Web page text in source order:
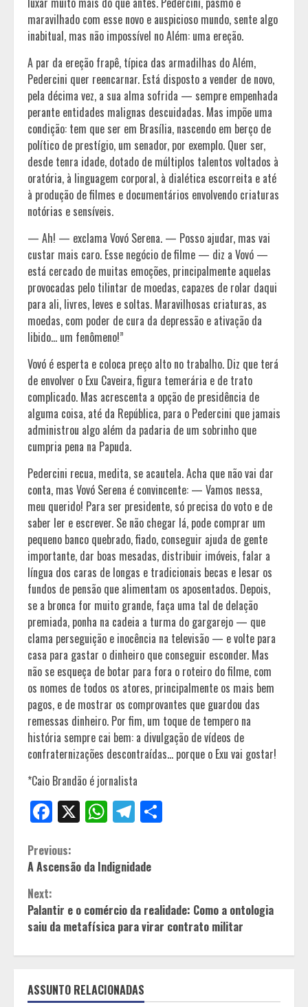
maravilhado com esse novo e auspicioso mundo, sente algo
inabitual, mas não impossível no Além: uma ereção.
A par da ereção frapê, típica das armadilhas do Além,
Pedercini quer reencarnar. Está disposto a vender de novo,
pela décima vez, a sua alma sofrida — sempre empenhada
perante entidades malignas descuidadas. Mas impõe uma
condição: tem que ser em Brasília, nascendo em berço de
político de prestígio, um senador, por exemplo. Quer ser,
desde tenra idade, dotado de múltiplos talentos voltados à
oratória, à linguagem corporal, à dialética escorreita e até
à produção de filmes e documentários envolvendo criaturas
notórias e sensíveis.
— Ah! — exclama Vovó Serena. — Posso ajudar, mas vai
custar mais caro. Esse negócio de filme — diz a Vovó —
está cercado de muitas emoções, principalmente aquelas
provocadas pelo tilintar de moedas, capazes de rolar daqui
para ali, livres, leves e soltas. Maravilhosas criaturas, as
moedas, com poder de cura da depressão e ativação da
libido… um fenômeno!”
Vovó é esperta e coloca preço alto no trabalho. Diz que terá
de envolver o Exu Caveira, figura temerária e de trato
complicado. Mas acrescenta a opção de presidência de
alguma coisa, até da República, para o Pedercini que jamais
administrou algo além da padaria de um sobrinho que
cumpria pena na Papuda.
Pedercini recua, medita, se acautela. Acha que não vai dar
conta, mas Vovó Serena é convincente: — Vamos nessa,
meu querido! Para ser presidente, só precisa do voto e de
saber ler e escrever. Se não chegar lá, pode comprar um
pequeno banco quebrado, fiado, conseguir ajuda de gente
importante, dar boas mesadas, distribuir imóveis, falar a
língua dos caras de longas e tradicionais becas e lesar os
fundos de pensão que alimentam os aposentados. Depois,
se a bronca for muito grande, faça uma tal de delação
premiada, ponha na cadeia a turma do gargarejo — que
clama perseguição e inocência na televisão — e volte para
casa para gastar o dinheiro que conseguir esconder. Mas
não se esqueça de botar para fora o roteiro do filme, com
os nomes de todos os atores, principalmente os mais bem
pagos, e de mostrar os comprovantes que guardou das
remessas dinheiro. Por fim, um toque de tempero na
história sempre cai bem: a divulgação de vídeos de
confraternizações descontraídas… porque o Exu vai gostar!
*Caio Brandão é jornalista
Facebook
X WhatsApp
Telegram
Continue
Reading
Previous:
A Ascensão da Indignidade
Next:
Palantir e o comércio da realidade: Como a ontologia
saiu da metafísica para virar contrato militar
ASSUNTO RELACIONADAS